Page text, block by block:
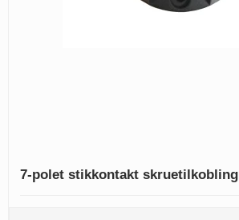
7-polet stikkontakt skruetilkobling